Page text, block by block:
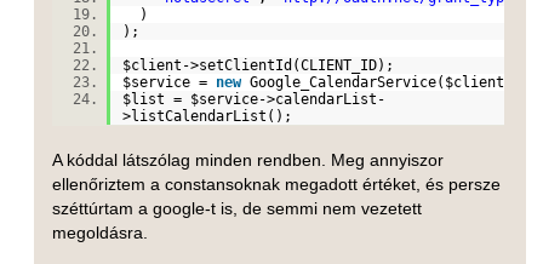
)
);
$client ->setClientId(CLIENT_ID);
$service= newGoogle_CalendarService( $client
$list = $service->calendarList-
>listCalendarList();
A kóddal látszólag minden rendben. Meg annyiszor
ellenőriztem a constansoknak megadott értéket, és persze
széttúrtam a google-t is, de semmi nem vezetett
megoldásra.